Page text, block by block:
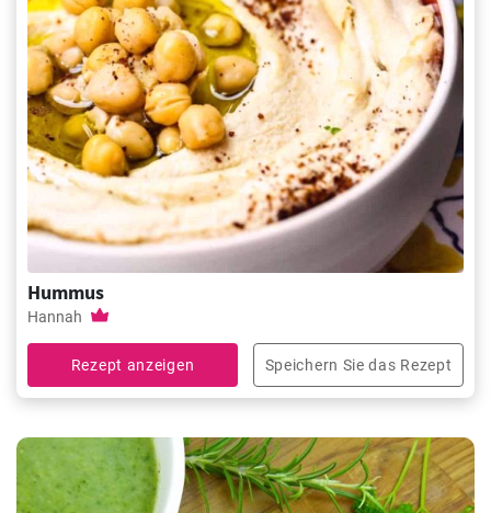
Hummus
Hannah
Rezept anzeigen Speichern Sie das Rezept